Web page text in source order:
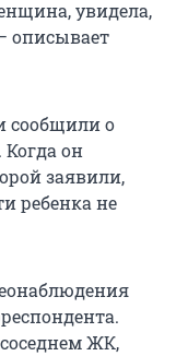
увидела,
описывает
сообщили о
он
заявили,
ребенка не
ЖК,